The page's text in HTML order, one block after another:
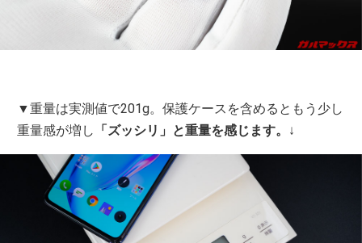
▼重量は実測値で201g。保護ケースを含めるともう少し
重量感が増し 「ズッシリ」と重量を感じます。 ↓